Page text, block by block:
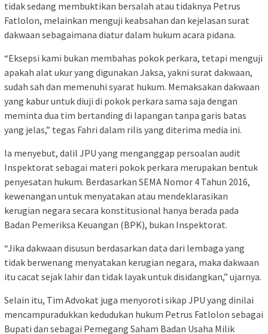
tidak sedang membuktikan bersalah atau tidaknya Petrus
Fatlolon, melainkan menguji keabsahan dan kejelasan surat
dakwaan sebagaimana diatur dalam hukum acara pidana.
“Eksepsi kami bukan membahas pokok perkara, tetapi menguji
apakah alat ukur yang digunakan Jaksa, yakni surat dakwaan,
sudah sah dan memenuhi syarat hukum. Memaksakan dakwaan
yang kabur untuk diuji di pokok perkara sama saja dengan
meminta dua tim bertanding di lapangan tanpa garis batas
yang jelas,” tegas Fahri dalam rilis yang diterima media ini.
Ia menyebut, dalil JPU yang menganggap persoalan audit
Inspektorat sebagai materi pokok perkara merupakan bentuk
penyesatan hukum. Berdasarkan SEMA Nomor 4 Tahun 2016,
kewenangan untuk menyatakan atau mendeklarasikan
kerugian negara secara konstitusional hanya berada pada
Badan Pemeriksa Keuangan (BPK), bukan Inspektorat.
“Jika dakwaan disusun berdasarkan data dari lembaga yang
tidak berwenang menyatakan kerugian negara, maka dakwaan
itu cacat sejak lahir dan tidak layak untuk disidangkan,” ujarnya.
Selain itu, Tim Advokat juga menyoroti sikap JPU yang dinilai
mencampuradukkan kedudukan hukum Petrus Fatlolon sebagai
Bupati dan sebagai Pemegang Saham Badan Usaha Milik